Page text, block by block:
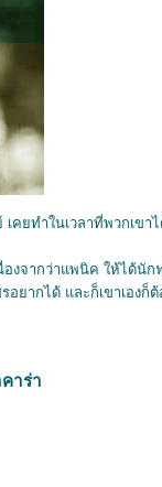
คยทำในเวลาที่พวกเข
งจากว่าแพนิค ให้ได้นัก
ยากได้ และก็เขาเองก็
าร่า